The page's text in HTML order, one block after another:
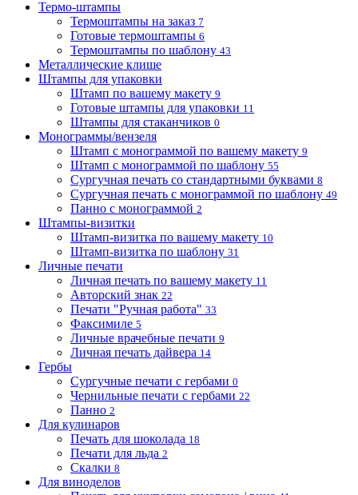
Термо-штампы
Термоштампы на заказ 7
Готовые термоштампы 6
Термоштампы по шаблону 43
Металлические клише
Штампы для упаковки
Штамп по вашему макету 9
Готовые штампы для упаковки 11
Штампы для стаканчиков 0
Монограммы/вензеля
Штамп с монограммой по вашему макету 9
Штамп с монограммой по шаблону 55
Сургучная печать со стандартными буквами 8
Сургучная печать с монограммой по шаблону 49
Панно с монограммой 2
Штампы-визитки
Штамп-визитка по вашему макету 10
Штамп-визитка по шаблону 31
Личные печати
Личная печать по вашему макету 11
Авторский знак 22
Печати "Ручная работа" 33
Факсимиле 5
Личные врачебные печати 9
Личная печать дайвера 14
Гербы
Сургучные печати с гербами 0
Чернильные печати с гербами 22
Панно 2
Для кулинаров
Печать для шоколада 18
Печати для льда 2
Скалки 8
Для виноделов